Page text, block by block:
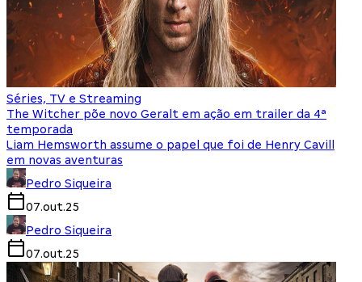
Séries, TV e Streaming
The Witcher põe novo Geralt em ação em trailer da 4ª
temporada
Liam Hemsworth assume o papel que foi de Henry Cavill
em novas aventuras
Pedro Siqueira
07.out.25
Pedro Siqueira
07.out.25